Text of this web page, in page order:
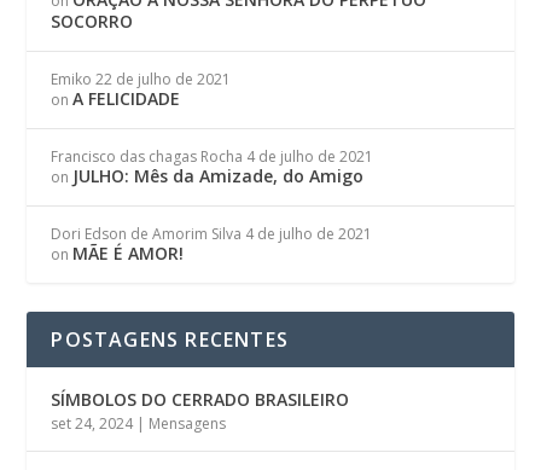
SOCORRO
Emiko 22 de julho de 2021
onA FELICIDADE
Francisco das chagas Rocha 4 de julho de 2021
on JULHO: Mês da Amizade, do Amigo
Dori Edson de Amorim Silva 4 de julho de 2021
on MÃE É AMOR!
POSTAGENS RECENTES
SÍMBOLOS DO CERRADO BRASILEIRO
set 24, 2024| Mensagens